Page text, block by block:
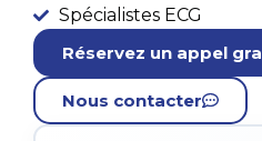
Spécialistes ECG
Réservez un appel
Nous contacter